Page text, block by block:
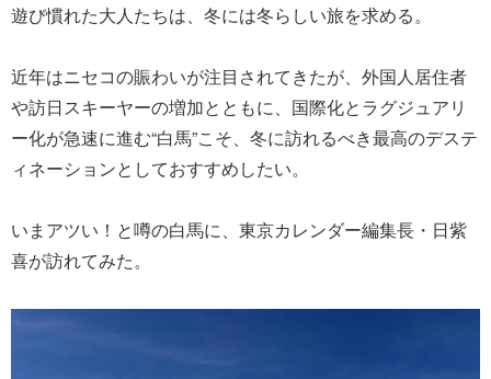
遊び慣れた大人たちは、冬には冬らしい旅を求める。
近年はニセコの賑わいが注目されてきたが、外国人居住者
や訪日スキーヤーの増加とともに、国際化とラグジュアリ
ー化が急速に進む“白馬”こそ、冬に訪れるべき最高のデステ
ィネーションとしておすすめしたい。
いまアツい！と噂の白馬に、東京カレンダー編集長・日紫
喜が訪れてみた。